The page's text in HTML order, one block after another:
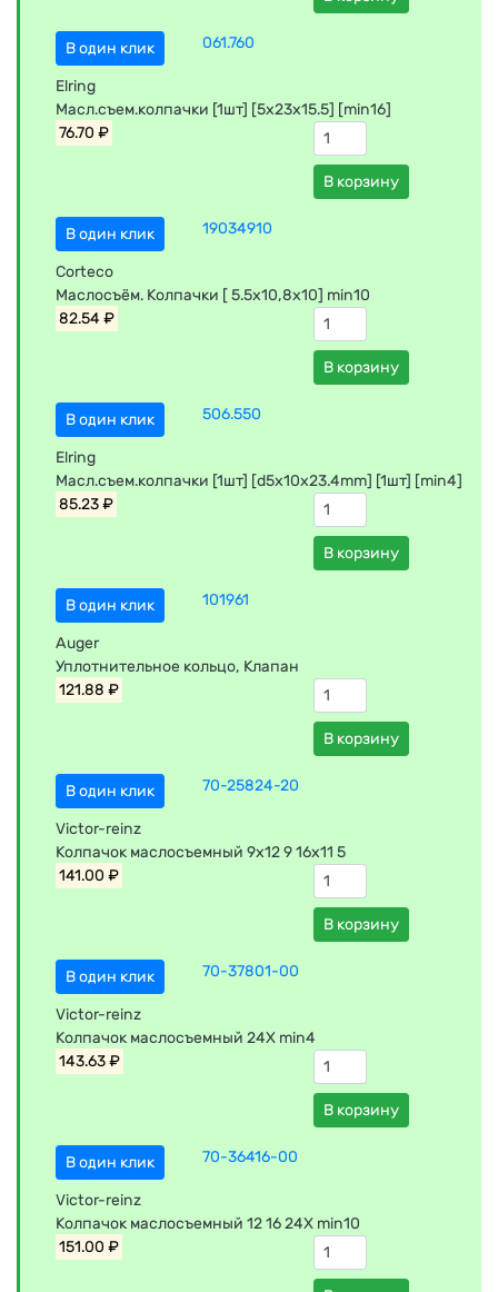
В один клик 061.760
Elring
Масл.съем.колпачки [1шт] [5x23х15.5] [min16]
76.70 ₽
В корзину
В один клик 19034910
Corteco
Маслосъём. Колпачки [ 5.5x10,8x10] min10
82.54 ₽
В корзину
В один клик 506.550
Elring
Масл.съем.колпачки [1шт] [d5x10x23.4mm] [1шт] [min4]
85.23 ₽
В корзину
В один клик 101961
Auger
Уплoтнитeльнoe кoльцo, Клапан
121.88 ₽
В корзину
В один клик 70-25824-20
Victor-reinz
Колпачок маслосъемный 9x12 9 16x11 5
141.00 ₽
В корзину
В один клик 70-37801-00
Victor-reinz
Колпачок маслосъемный 24Х min4
143.63 ₽
В корзину
В один клик 70-36416-00
Victor-reinz
Колпачок маслосъемный 12 16 24Х min10
151.00 ₽